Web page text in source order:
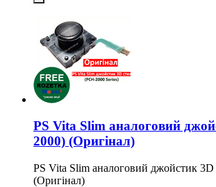
PS Vita Slim аналоговий
2000) (Оригінал)
PS Vita Slim аналоговий джойстик
(Оригінал)